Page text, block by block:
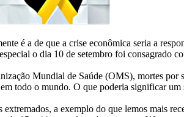
é a de que a crise econômica seria a
o dia 10 de setembro foi consagrado
Mundial de Saúde (OMS), mortes por
todo o mundo. O que poderia significar
a exemplo do que lemos mais